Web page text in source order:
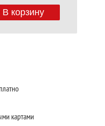
В корзину
картами